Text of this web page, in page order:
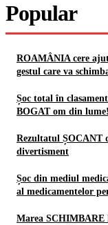
Popular
ROAMÂNIA cere
gestul care va
Șoc total în
BOGAT om din
Rezultatul ȘOCANT
divertisment
Șoc din mediul
al medicamentelor
Marea SCHIMBARE